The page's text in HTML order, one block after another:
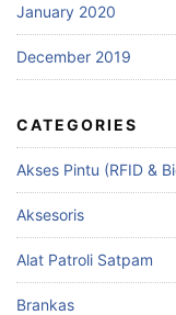
January 2020
December 2019
CATEGORIES
Akses Pintu (RFID &
Aksesoris
Alat Patroli Satpam
Brankas